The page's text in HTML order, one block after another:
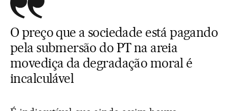
O preço que a sociedade está pagando
pela submersão do PT na areia
movediça da degradação moral é
incalculável